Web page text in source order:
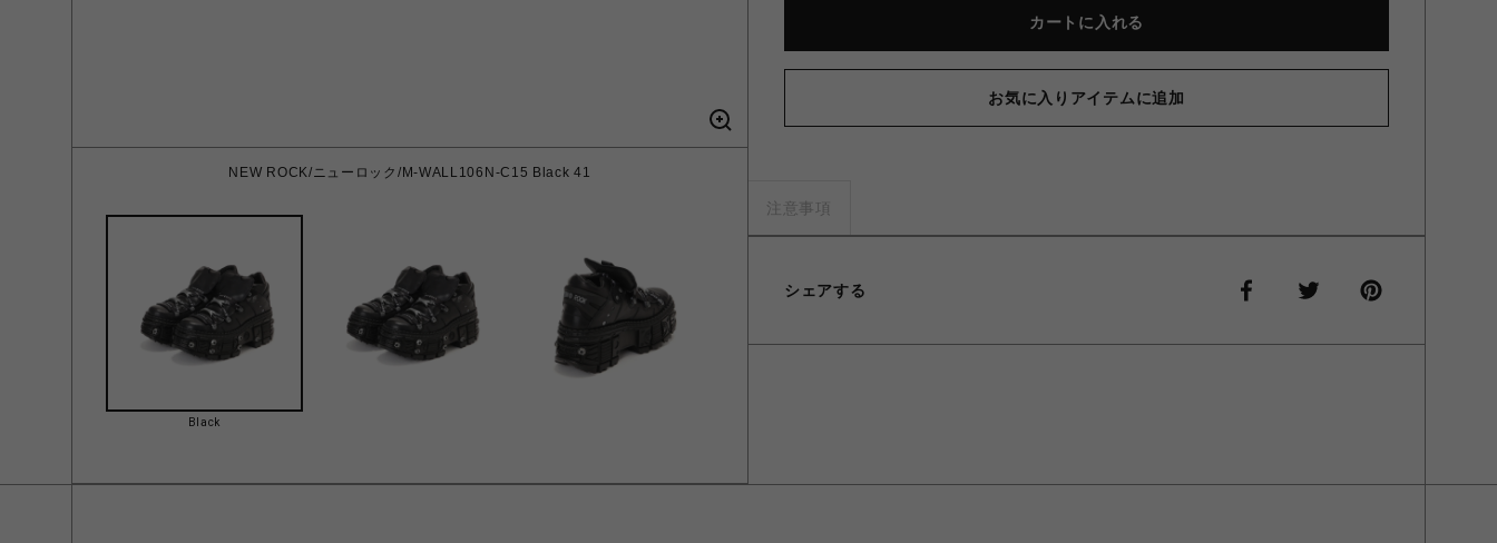
NEW ROCK/ニューロック/M-WALL106N-C15 Black 41
Black
カートに入れる
お気に入りアイテムに追加
注意事項
シェアする